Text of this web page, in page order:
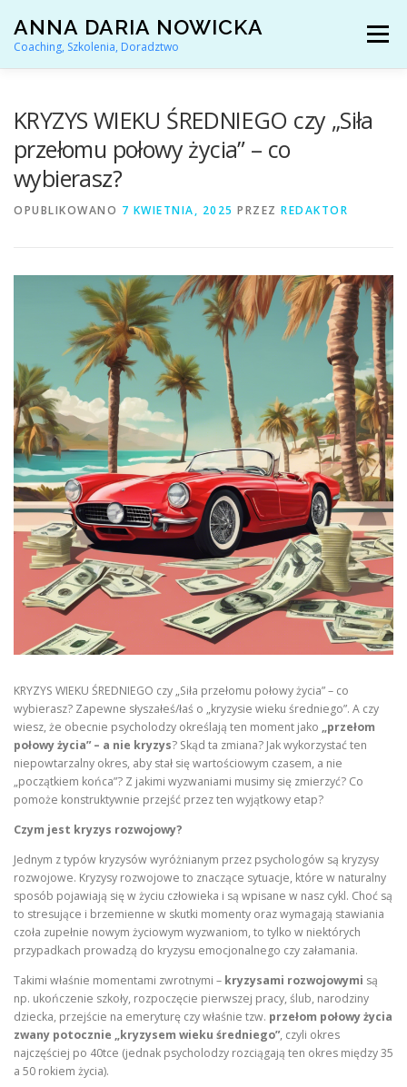
treści
ANNA DARIA NOWICKA
Coaching, Szkolenia, Doradztwo
Menu
DORADZTWO ZAWODOWE
KONTAKT
KRYZYS WIEKU ŚREDNIEGO czy „Siła
przełomu połowy życia” – co
wybierasz?
OPUBLIKOWANO 7 KWIETNIA, 2025 PRZEZ REDAKTOR
KRYZYS WIEKU ŚREDNIEGO czy „Siła przełomu połowy życia” – co
wybierasz? Zapewne słyszałeś/łaś o „kryzysie wieku średniego”. A czy
wiesz, że obecnie psycholodzy określają ten moment jako „przełom
połowy życia” – a nie kryzys? Skąd ta zmiana? Jak wykorzystać ten
niepowtarzalny okres, aby stał się wartościowym czasem, a nie
„początkiem końca”? Z jakimi wyzwaniami musimy się zmierzyć? Co
pomoże konstruktywnie przejść przez ten wyjątkowy etap?
Czym jest kryzys rozwojowy?
Jednym z typów kryzysów wyróżnianym przez psychologów są kryzysy
rozwojowe. Kryzysy rozwojowe to znaczące sytuacje, które w naturalny
sposób pojawiają się w życiu człowieka i są wpisane w nasz cykl. Choć są
to stresujące i brzemienne w skutki momenty oraz wymagają stawiania
czoła zupełnie nowym życiowym wyzwaniom, to tylko w niektórych
przypadkach prowadzą do kryzysu emocjonalnego czy załamania.
Takimi właśnie momentami zwrotnymi – kryzysami rozwojowymi są
np. ukończenie szkoły, rozpoczęcie pierwszej pracy, ślub, narodziny
dziecka, przejście na emeryturę czy właśnie tzw. przełom połowy życia
zwany potocznie „kryzysem wieku średniego”, czyli okres
najczęściej po 40tce (jednak psycholodzy rozciągają ten okres między 35
a 50 rokiem życia).